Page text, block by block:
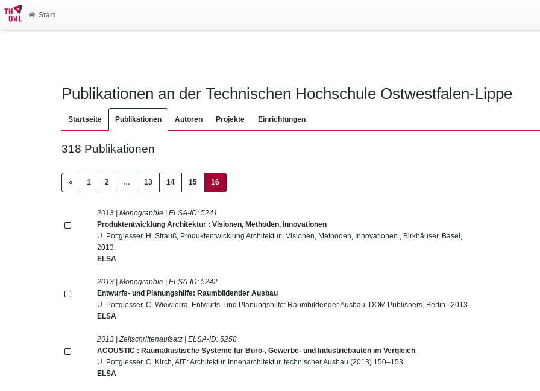
Start
Publikationen an der Technischen Hochschule Ostwestfalen-Lippe
Startseite Publikationen Autoren Projekte Einrichtungen
318 Publikationen
« 1 2 … 13 14 15 16(current)
2013 | Monographie | ELSA-ID:5241
Produktentwicklung Architektur : Visionen, Methoden, Innovationen
U. Pottgiesser, H. Strauß, Produktentwicklung Architektur : Visionen, Methoden, Innovationen , Birkhäuser, Basel,
2013.
ELSA
2013 | Monographie | ELSA-ID:5242
Entwurfs- und Planungshilfe: Raumbildender Ausbau
U. Pottgiesser, C. Wiewiorra, Entwurfs- und Planungshilfe: Raumbildender Ausbau, DOM Publishers, Berlin , 2013.
ELSA
2013 | Zeitschriftenaufsatz | ELSA-ID:5258
ACOUSTIC : Raumakustische Systeme für Büro-, Gewerbe- und Industriebauten im Vergleich
U. Pottgiesser, C. Kirch, AIT : Architektur, Innenarchitektur, technischer Ausbau (2013) 150–153.
ELSA